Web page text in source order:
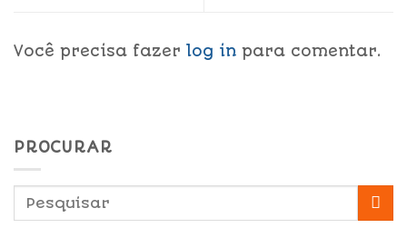
Você precisa fazer log in para comentar.
PROCURAR